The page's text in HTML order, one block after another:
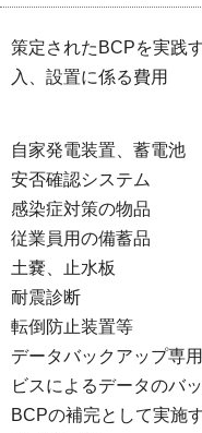
策定されたBCPを実践
入、設置に係る費用
自家発電装置、蓄電池
安否確認システム
感染症対策の物品
従業員用の備蓄品
土嚢、止水板
耐震診断
転倒防止装置等
データバックアップ専
ビスによるデータのバ
BCPの補完として実施